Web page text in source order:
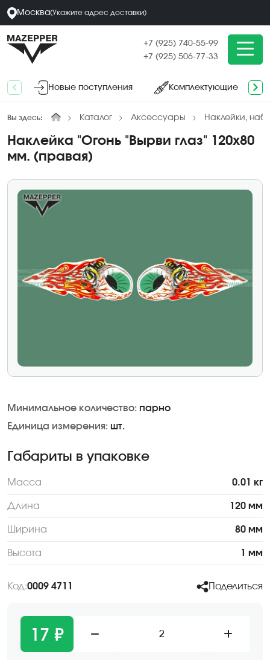
Москва(Укажите адрес доставки)
+7 (925) 740-55-99
+7 (925) 506-77-33
Новые поступления Комплектующие
Вы здесь: Каталог Аксессуары Наклейки,
Наклейка "Огонь "Вырви глаз" 120х80
мм. (правая)
Минимальное количество: парно
Единица измерения: шт.
Габариты в упаковке
Масса 0.01 кг
Длина 120 мм
Ширина 80 мм
Высота 1 мм
Код:0009 4711 Поделиться
17 ₽ 2